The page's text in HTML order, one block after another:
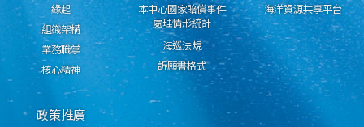
緣起
組織架構
業務職掌
核心精神
本中心國家賠償事件
處理情形統計
海巡法規
訴願書格式
海洋資源共享平台
政策推廣